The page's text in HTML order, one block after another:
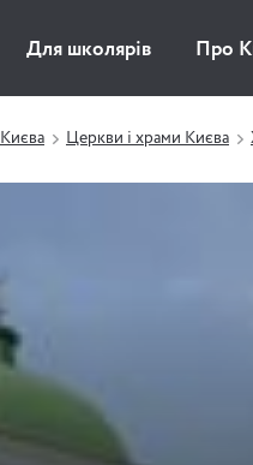
Для школярів Про
Церкви і храми Києва